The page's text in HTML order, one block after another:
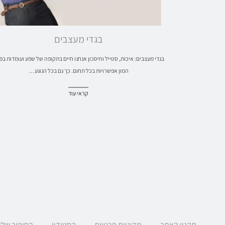
בגדי מעצבים
בגדי מעצבים: איכות, סטייל וחיסכון אנחנו חיים בתקופה של שפע ועומדות
המון אפשרויות בכל תחום. כך גם בכל הנוגע…
קראי עוד